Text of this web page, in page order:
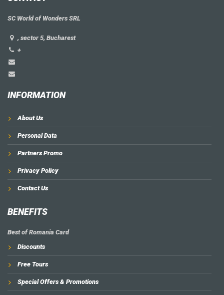
SC World of Wonders SRL
, sector 5, Bucharest
+
INFORMATION
About Us
Personal Data
Partners Promo
Privacy Policy
Contact Us
BENEFITS
Best of Romania Card
Discounts
Free Tours
Special Offers & Promotions